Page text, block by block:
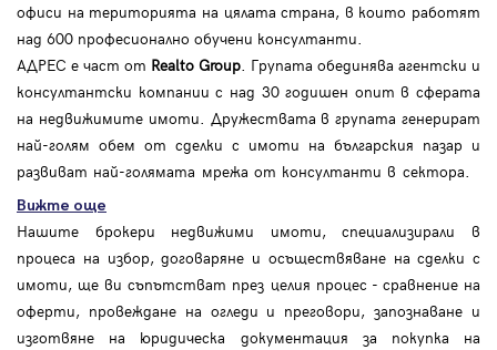
офиси на територията на цялата страна, в които работят
над 600 професионално обучени консултанти.
АДРЕС е част от Realto Group. Групата обединява агентски и
консултантски компании с над 30 годишен опит в сферата
на недвижимите имоти. Дружествата в групата генерират
най-голям обем от сделки с имоти на българския пазар и
развиват най-голямата мрежа от консултанти в сектора.
Вижте още
Нашите брокери недвижими имоти, специализирали в
процеса на избор, договаряне и осъществяване на сделки с
имоти, ще ви съпътстват през целия процес - сравнение на
оферти, провеждане на огледи и преговори, запознаване и
изготвяне на юридическа документация за покупка на